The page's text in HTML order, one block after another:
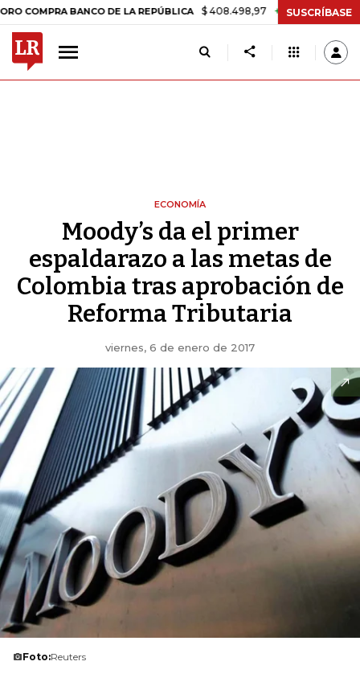
BANCO DE LA REPÚBLICA $ 408.498,97 +$ 8.753,81 +2,19%
SUSCRÍBASE
ECONOMÍA
Moody’s da el primer
espaldarazo a las metas de
Colombia tras aprobación de
Reforma Tributaria
viernes, 6 de enero de 2017
Foto:Reuters